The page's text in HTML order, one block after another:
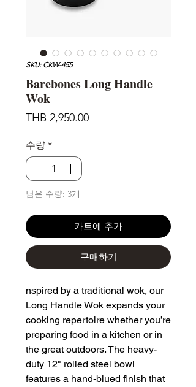
SKU: CKW-455
Barebones Long Handle
Wok
THB 2,950.00가
수량 *
남은 수량: 3개
카트에 추가
구매하기
nspired by a traditional wok, our
Long Handle Wok expands your
cooking repertoire whether you’re
preparing food in a kitchen or in
the great outdoors. The heavy-
duty 12" rolled steel bowl
features a hand-blued finish that